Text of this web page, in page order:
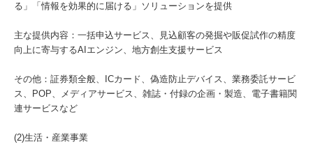
る」「情報を効果的に届ける」ソリューションを提供
主な提供内容：一括申込サービス、見込顧客の発掘や販促試作の精度
向上に寄与するAIエンジン、地方創生支援サービス
その他：証券類全般、ICカード、偽造防止デバイス、業務委託サービ
ス、POP、メディアサービス、雑誌・付録の企画・製造、電子書籍関
連サービスなど
(2)生活・産業事業